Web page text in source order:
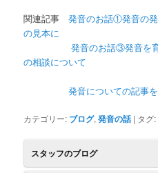
関連記事発音のお話①発音の
の見本に
発音のお話③発音を
の相談について
発音についての記事
カテゴリー: ブログ,発音の話| タグ:
スタッフのブログ